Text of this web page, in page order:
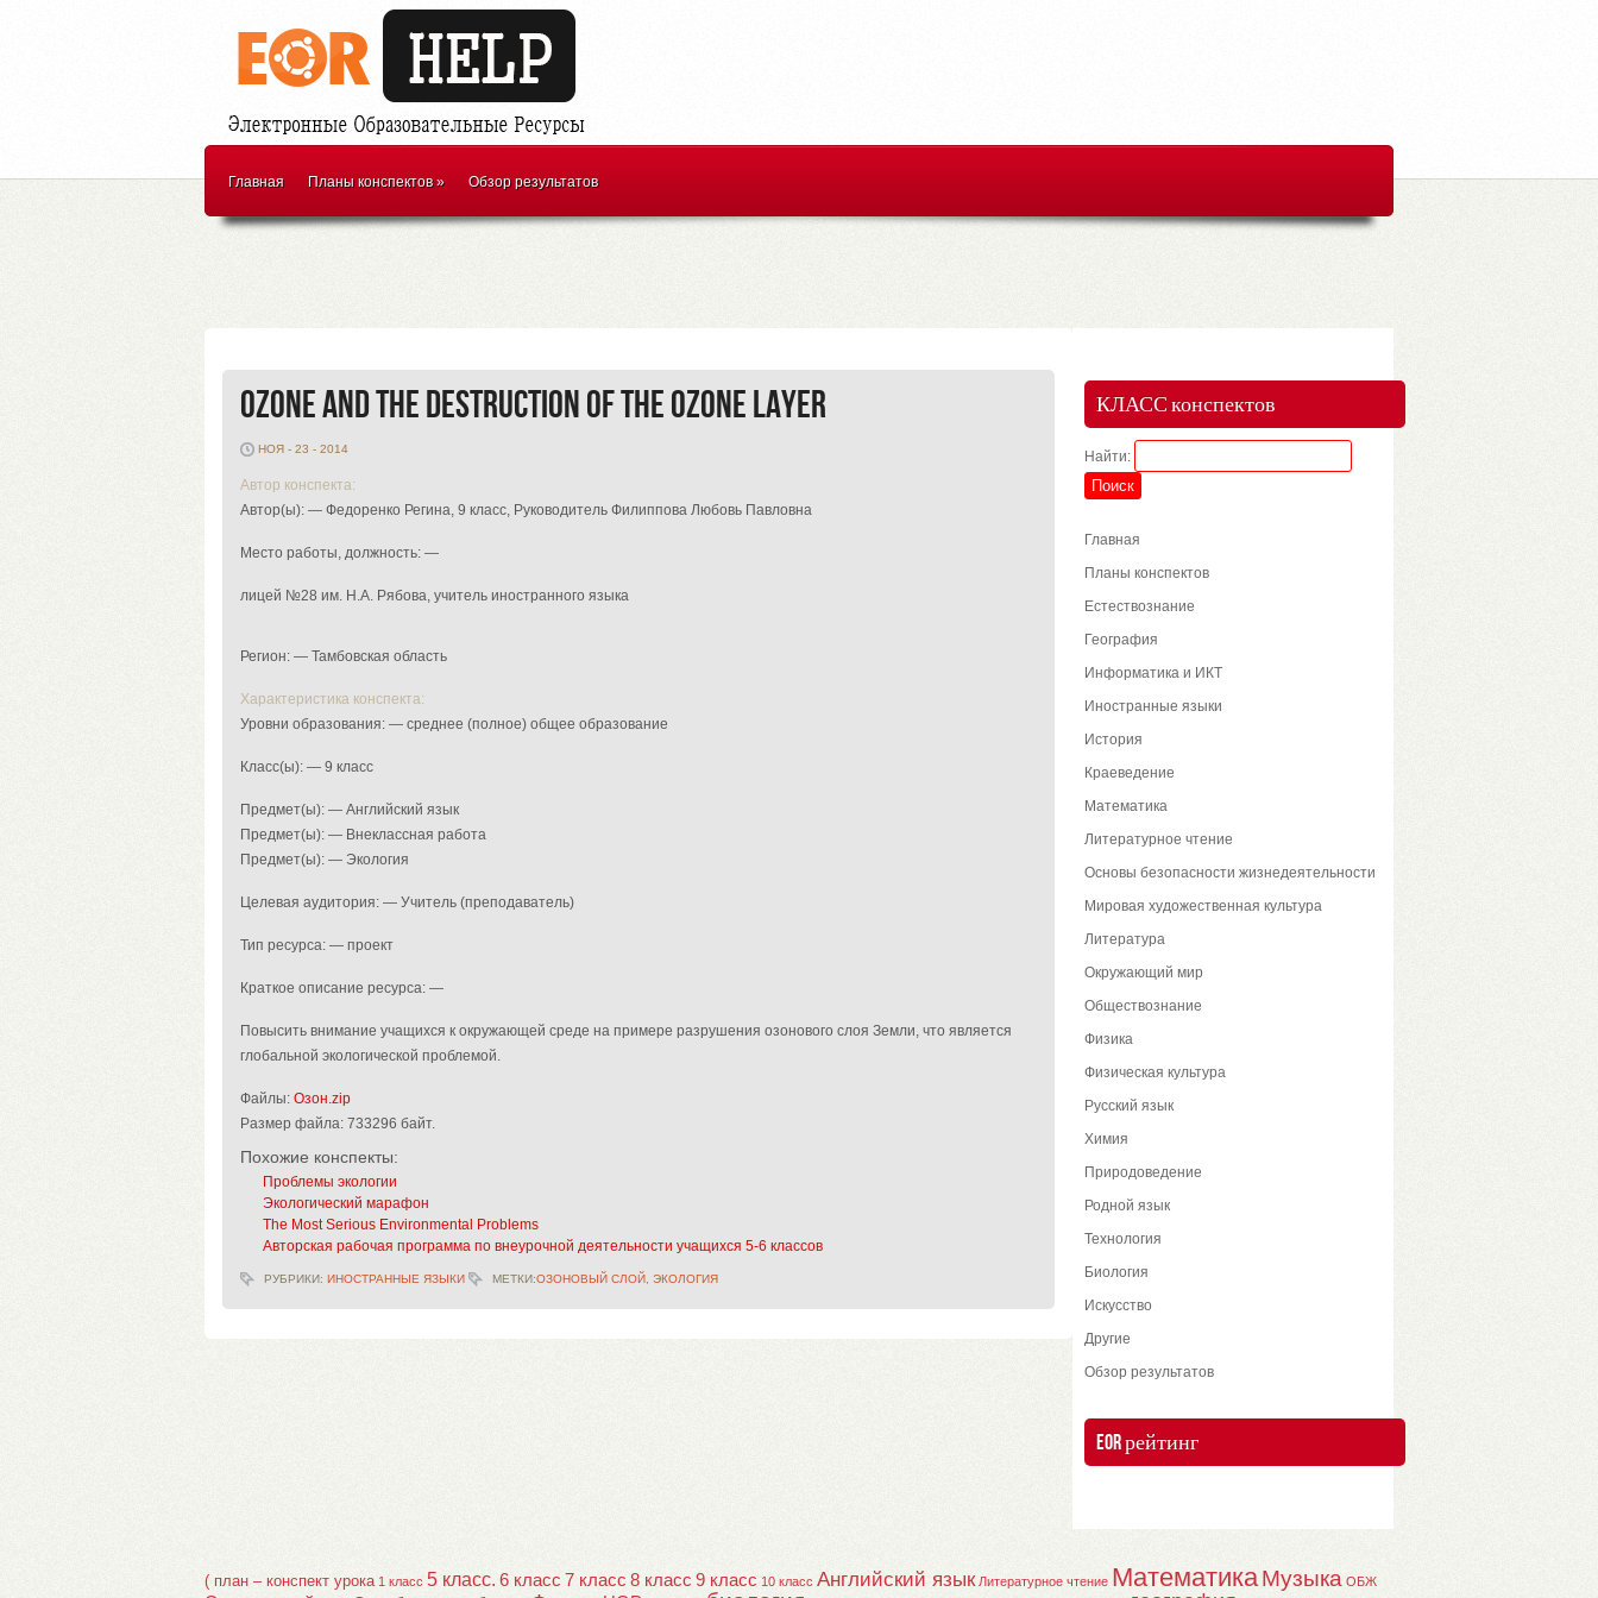
Главная Планы конспектов» Обзор результатов
Ozone and the destruction of the ozone layer
НОЯ - 23 - 2014
Автор конспекта:
Автор(ы): — Федоренко Регина, 9 класс, Руководитель Филиппова Любовь Павловна
Место работы, должность: —
лицей №28 им. Н.А. Рябова, учитель иностранного языка
Регион: — Тамбовская область
Характеристика конспекта:
Уровни образования: — среднее (полное) общее образование
Класс(ы): — 9 класс
Предмет(ы): — Английский язык
Предмет(ы): — Внеклассная работа
Предмет(ы): — Экология
Целевая аудитория: — Учитель (преподаватель)
Тип ресурса: — проект
Краткое описание ресурса: —
Повысить внимание учащихся к окружающей среде на примере разрушения озонового слоя Земли, что является
глобальной экологической проблемой.
Файлы: Озон.zip
Размер файла: 733296 байт.
Похожие конспекты:
Проблемы экологии
Экологический марафон
The Most Serious Environmental Problems
Авторская рабочая программа по внеурочной деятельности учащихся 5-6 классов
РУБРИКИ: ИНОСТРАННЫЕ ЯЗЫКИ МЕТКИ:ОЗОНОВЫЙ СЛОЙ ЭКОЛОГИЯ
КЛАСС конспектов
Найти:
Главная
Планы конспектов
Естествознание
География
Информатика и ИКТ
Иностранные языки
История
Краеведение
Математика
Литературное чтение
Основы безопасности жизнедеятельности
Мировая художественная культура
Литература
Окружающий мир
Обществознание
Физика
Физическая культура
Русский язык
Химия
Природоведение
Родной язык
Технология
Биология
Искусство
Другие
Обзор результатов
EOR рейтинг
( план – конспект урока 1 класс 5 класс. 6 класс 7 класс 8 класс 9 класс 10 класс Английский язык Литературное чтение МатематикаМузыка ОБЖ